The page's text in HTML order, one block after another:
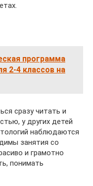
программа
2-4 классов на
сразу читать и
у других детей
наблюдаются
занятия со
и грамотно
понимать